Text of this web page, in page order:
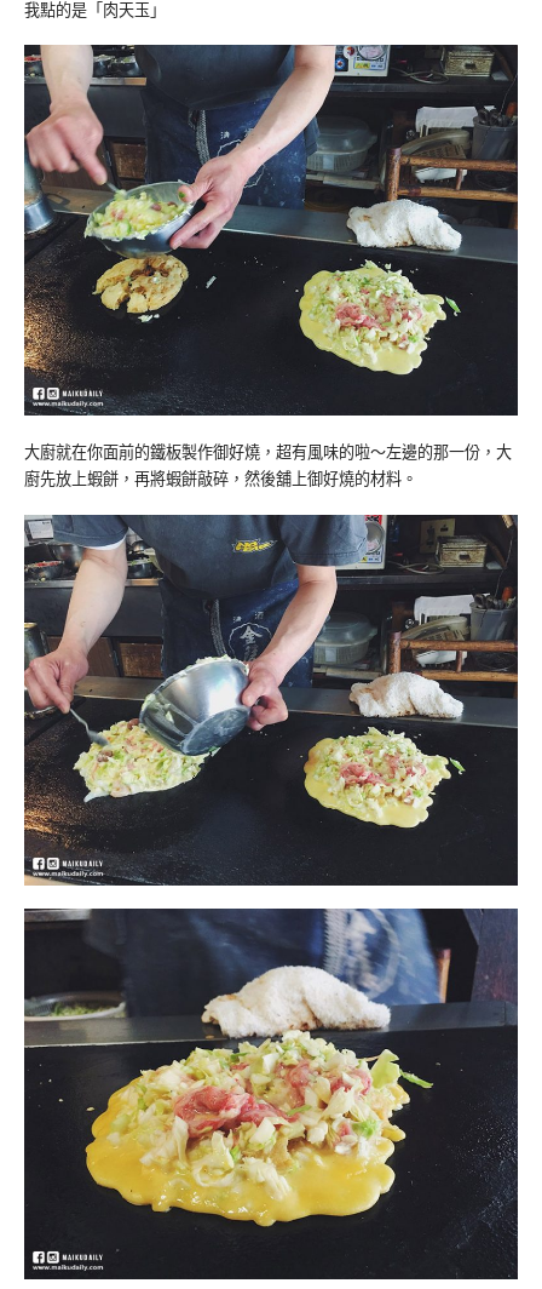
我點的是「肉天玉」
大廚就在你面前的鐵板製作御好燒，超有風味的啦～左邊的那一份，大
廚先放上蝦餅，再將蝦餅敲碎，然後舖上御好燒的材料。